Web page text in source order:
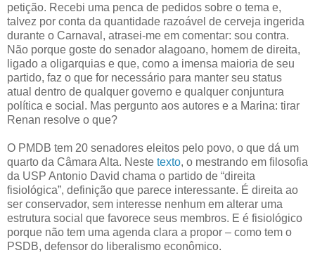
petição. Recebi uma penca de pedidos sobre o tema e,
talvez por conta da quantidade razoável de cerveja ingerida
durante o Carnaval, atrasei-me em comentar: sou contra.
Não porque goste do senador alagoano, homem de direita,
ligado a oligarquias e que, como a imensa maioria de seu
partido, faz o que for necessário para manter seu status
atual dentro de qualquer governo e qualquer conjuntura
política e social. Mas pergunto aos autores e a Marina: tirar
Renan resolve o que?
O PMDB tem 20 senadores eleitos pelo povo, o que dá um
quarto da Câmara Alta. Neste texto, o mestrando em filosofia
da USP Antonio David chama o partido de “direita
fisiológica”, definição que parece interessante. É direita ao
ser conservador, sem interesse nenhum em alterar uma
estrutura social que favorece seus membros. E é fisiológico
porque não tem uma agenda clara a propor – como tem o
PSDB, defensor do liberalismo econômico.